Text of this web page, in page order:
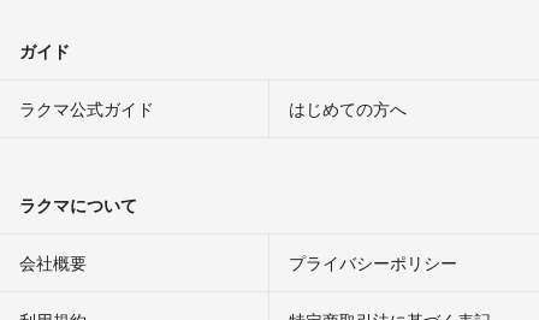
ガイド
ラクマ公式ガイド はじめての方へ
ラクマについて
会社概要 プライバシーポリシー